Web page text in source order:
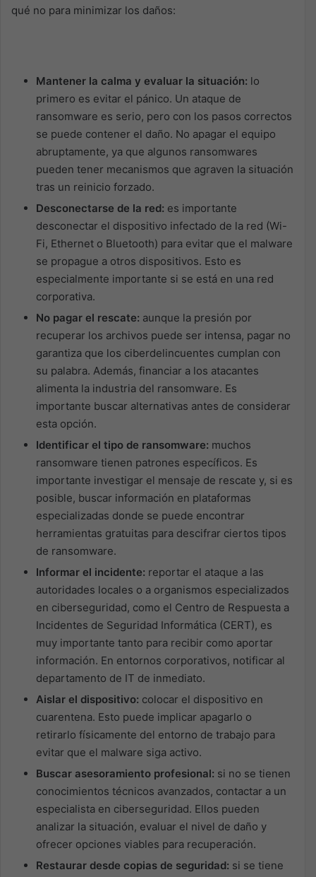
qué no para minimizar los daños:
Mantener la calma y evaluar la situación: lo
primero es evitar el pánico. Un ataque de
ransomware es serio, pero con los pasos correctos
se puede contener el daño. No apagar el equipo
abruptamente, ya que algunos ransomwares
pueden tener mecanismos que agraven la situación
tras un reinicio forzado.
Desconectarse de la red: es importante
desconectar el dispositivo infectado de la red (Wi-
Fi, Ethernet o Bluetooth) para evitar que el malware
se propague a otros dispositivos. Esto es
especialmente importante si se está en una red
corporativa.
No pagar el rescate: aunque la presión por
recuperar los archivos puede ser intensa, pagar no
garantiza que los ciberdelincuentes cumplan con
su palabra. Además, financiar a los atacantes
alimenta la industria del ransomware. Es
importante buscar alternativas antes de considerar
esta opción.
Identificar el tipo de ransomware: muchos
ransomware tienen patrones específicos. Es
importante investigar el mensaje de rescate y, si es
posible, buscar información en plataformas
especializadas donde se puede encontrar
herramientas gratuitas para descifrar ciertos tipos
de ransomware.
Informar el incidente: reportar el ataque a las
autoridades locales o a organismos especializados
en ciberseguridad, como el Centro de Respuesta a
Incidentes de Seguridad Informática (CERT), es
muy importante tanto para recibir como aportar
información. En entornos corporativos, notificar al
departamento de IT de inmediato.
Aislar el dispositivo: colocar el dispositivo en
cuarentena. Esto puede implicar apagarlo o
retirarlo físicamente del entorno de trabajo para
evitar que el malware siga activo.
Buscar asesoramiento profesional: si no se tienen
conocimientos técnicos avanzados, contactar a un
especialista en ciberseguridad. Ellos pueden
analizar la situación, evaluar el nivel de daño y
ofrecer opciones viables para recuperación.
Restaurar desde copias de seguridad: si se tiene